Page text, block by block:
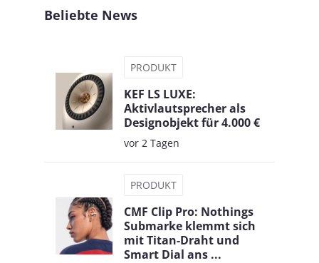
Beliebte News
PRODUKT
KEF LS LUXE:
Aktivlautsprecher als
Designobjekt für 4.000 €
vor 2 Tagen
PRODUKT
CMF Clip Pro: Nothings
Submarke klemmt sich
mit Titan-Draht und
Smart Dial ans ...